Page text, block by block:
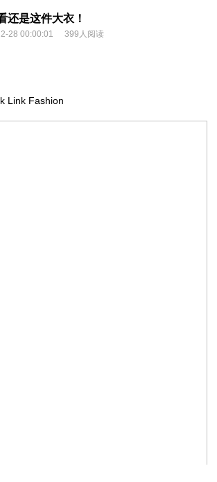
还是这件大衣！
28 00:00:01 399人阅读
Link Fashion